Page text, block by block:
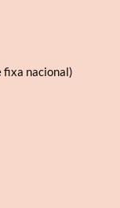
fixa nacional)